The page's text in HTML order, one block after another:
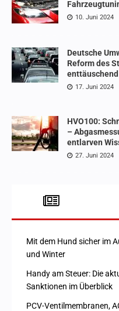
10. Juni 2024
Deutsche
Reform des
enttäuschend
17. Juni 2024
HVO100:
–
entlarven
27. Juni 2024
Mit dem Hund sicher im
und Winter
Handy am Steuer: Die
Sanktionen im Überblick
PCV-Ventilmembranen,